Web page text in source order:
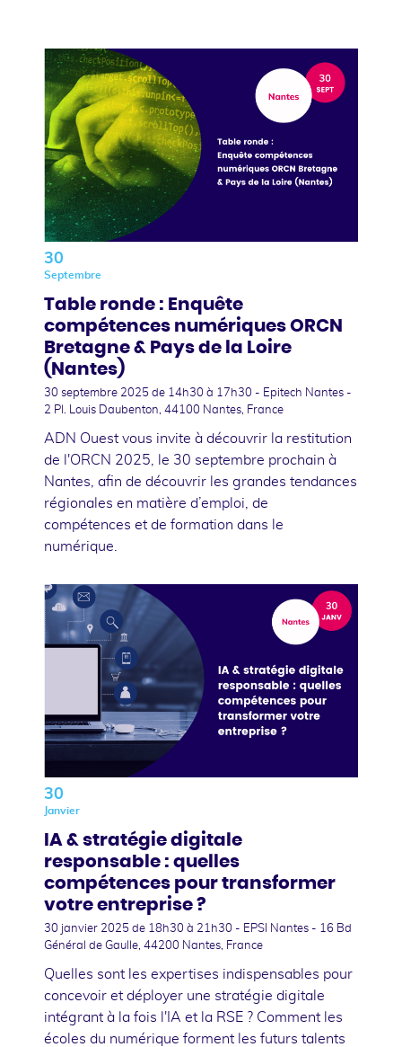
30
Septembre
Table ronde : Enquête
compétences numériques ORCN
Bretagne & Pays de la Loire
(Nantes)
30 septembre 2025 de 14h30 à 17h30 - Epitech Nantes -
2 Pl. Louis Daubenton, 44100 Nantes, France
ADN Ouest vous invite à découvrir la restitution
de l'ORCN 2025, le 30 septembre prochain à
Nantes, afin de découvrir les grandes tendances
régionales en matière d’emploi, de
compétences et de formation dans le
numérique.
30
Janvier
IA & stratégie digitale
responsable : quelles
compétences pour transformer
votre entreprise ?
30 janvier 2025 de 18h30 à 21h30 - EPSI Nantes - 16 Bd
Général de Gaulle, 44200 Nantes, France
Quelles sont les expertises indispensables pour
concevoir et déployer une stratégie digitale
intégrant à la fois l'IA et la RSE ? Comment les
écoles du numérique forment les futurs talents